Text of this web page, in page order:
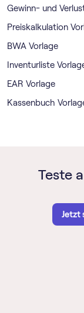
Gewinn- und
Preiskalkulation
BWA Vorlage
Inventurliste
EAR Vorlage
Kassenbuch
Teste
Jetzt